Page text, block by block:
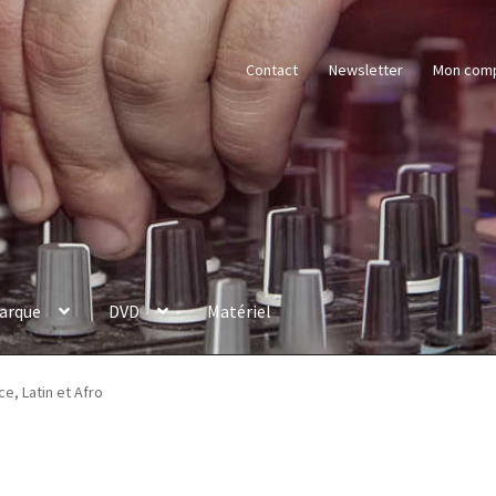
Contact Newsletter Mon
DVD Matériel
Latin et Afro